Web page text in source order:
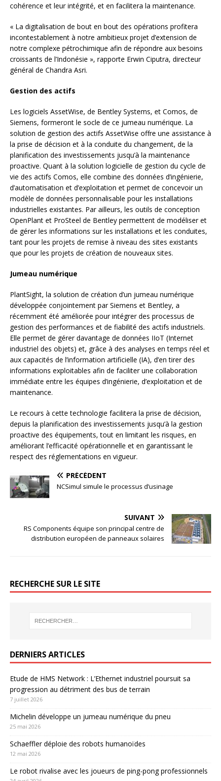
cohérence et leur intégrité, et en facilitera la maintenance.
« La digitalisation de bout en bout des opérations profitera
incontestablement à notre ambitieux projet d’extension de
notre complexe pétrochimique afin de répondre aux besoins
croissants de l’Indonésie », rapporte Erwin Ciputra, directeur
général de Chandra Asri.
Gestion des actifs
Les logiciels AssetWise, de Bentley Systems, et Comos, de
Siemens, formeront le socle de ce jumeau numérique. La
solution de gestion des actifs AssetWise offre une assistance à
la prise de décision et à la conduite du changement, de la
planification des investissements jusqu’à la maintenance
proactive. Quant à la solution logicielle de gestion du cycle de
vie des actifs Comos, elle combine des données d’ingénierie,
d’automatisation et d’exploitation et permet de concevoir un
modèle de données personnalisable pour les installations
industrielles existantes. Par ailleurs, les outils de conception
OpenPlant et ProSteel de Bentley permettent de modéliser et
de gérer les informations sur les installations et les conduites,
tant pour les projets de remise à niveau des sites existants
que pour les projets de création de nouveaux sites.
Jumeau numérique
PlantSight, la solution de création d’un jumeau numérique
développée conjointement par Siemens et Bentley, a
récemment été améliorée pour intégrer des processus de
gestion des performances et de fiabilité des actifs industriels.
Elle permet de gérer davantage de données IIoT (Internet
industriel des objets) et, grâce à des analyses en temps réel et
aux capacités de l’information artificielle (IA), d’en tirer des
informations exploitables afin de faciliter une collaboration
immédiate entre les équipes d’ingénierie, d’exploitation et de
maintenance.
Le recours à cette technologie facilitera la prise de décision,
depuis la planification des investissements jusqu’à la gestion
proactive des équipements, tout en limitant les risques, en
améliorant l’efficacité opérationnelle et en garantissant le
respect des réglementations en vigueur.
PRÉCÉDENT
NCSimul simule le processus d’usinage
SUIVANT
RS Components équipe son principal centre de
distribution européen de panneaux solaires
RECHERCHE SUR LE SITE
DERNIERS ARTICLES
Etude de HMS Network : L’Ethernet industriel poursuit sa
progression au détriment des bus de terrain
7 juillet 2026
Michelin développe un jumeau numérique du pneu
25 mai 2026
Schaeffler déploie des robots humanoïdes
12 mai 2026
Le robot rivalise avec les joueurs de ping-pong professionnels